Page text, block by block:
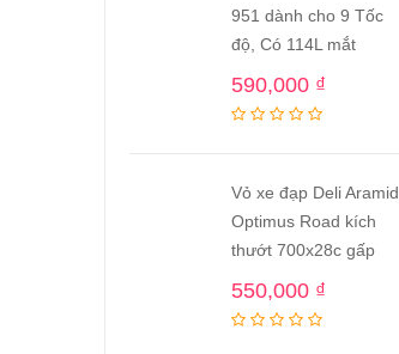
951 dành cho 9 Tốc
độ, Có 114L mắt
590,000 ₫
Vỏ xe đạp Deli Aramid
Optimus Road kích
thướt 700x28c gấp
550,000 ₫